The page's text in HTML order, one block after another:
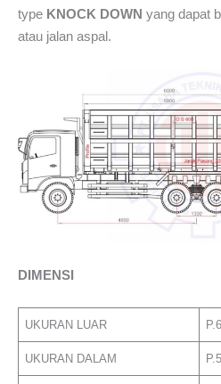
type KNOCK DOWN yang dapat
atau jalan aspal.
DIMENSI
UKURAN LUAR
UKURAN DALAM